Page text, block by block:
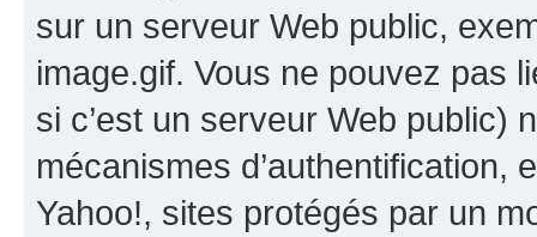
sur un serveur Web public,
image.gif. Vous ne pouvez pas
si c’est un serveur Web public)
mécanismes d’authentification,
Yahoo!, sites protégés par un